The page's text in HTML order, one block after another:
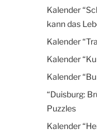
Kalender
kann das
Kalender
Kalender
Kalender
“Duisburg:
Puzzles
Kalender